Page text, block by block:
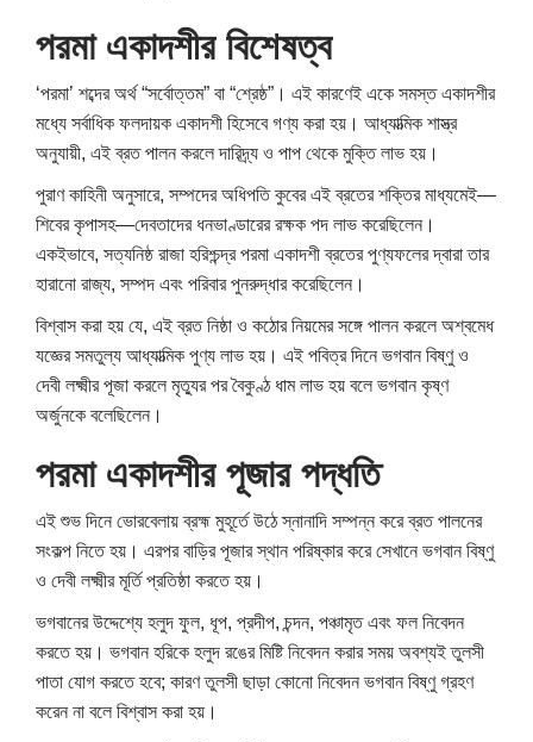
পরমা একাদশীর বিশেষত্ব
‘পরমা’ শব্দের অর্থ “সর্বোত্তম” বা “শ্রেষ্ঠ”। এই কারণেই একে সমস্ত একাদশীর
মধ্যে সর্বাধিক ফলদায়ক একাদশী হিসেবে গণ্য করা হয়। আধ্যাত্মিক শাস্ত্র
অনুযায়ী, এই ব্রত পালন করলে দারিদ্র্য ও পাপ থেকে মুক্তি লাভ হয়।
পুরাণ কাহিনী অনুসারে, সম্পদের অধিপতি কুবের এই ব্রতের শক্তির মাধ্যমেই—
শিবের কৃপাসহ—দেবতাদের ধনভাণ্ডারের রক্ষক পদ লাভ করেছিলেন।
একইভাবে, সত্যনিষ্ঠ রাজা হরিশ্চন্দ্র পরমা একাদশী ব্রতের পুণ্যফলের দ্বারা তার
হারানো রাজ্য, সম্পদ এবং পরিবার পুনরুদ্ধার করেছিলেন।
বিশ্বাস করা হয় যে, এই ব্রত নিষ্ঠা ও কঠোর নিয়মের সঙ্গে পালন করলে অশ্বমেধ
যজ্ঞের সমতুল্য আধ্যাত্মিক পুণ্য লাভ হয়। এই পবিত্র দিনে ভগবান বিষ্ণু ও
দেবী লক্ষ্মীর পূজা করলে মৃত্যুর পর বৈকুণ্ঠ ধাম লাভ হয় বলে ভগবান কৃষ্ণ
অর্জুনকে বলেছিলেন।
পরমা একাদশীর পূজার পদ্ধতি
এই শুভ দিনে ভোরবেলায় ব্রহ্ম মুহূর্তে উঠে স্নানাদি সম্পন্ন করে ব্রত পালনের
সংকল্প নিতে হয়। এরপর বাড়ির পূজার স্থান পরিষ্কার করে সেখানে ভগবান বিষ্ণু
ও দেবী লক্ষ্মীর মূর্তি প্রতিষ্ঠা করতে হয়।
ভগবানের উদ্দেশ্যে হলুদ ফুল, ধূপ, প্রদীপ, চন্দন, পঞ্চামৃত এবং ফল নিবেদন
করতে হয়। ভগবান হরিকে হলুদ রঙের মিষ্টি নিবেদন করার সময় অবশ্যই তুলসী
পাতা যোগ করতে হবে; কারণ তুলসী ছাড়া কোনো নিবেদন ভগবান বিষ্ণু গ্রহণ
করেন না বলে বিশ্বাস করা হয়।